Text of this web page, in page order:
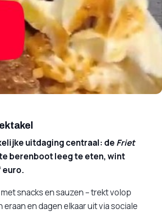
uitdaging centraal: de Friet
berenboot leeg te eten, wint
euro.
snacks en sauzen – trekt volop
en dagen elkaar uit via sociale